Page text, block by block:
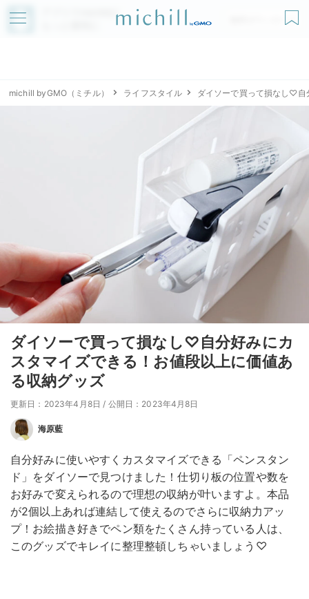
アプリでmichillが
無料ダウンロード
michill byGMO（ミチル） ライフスタイル ダイソーで買って損なし♡自
ダイソーで買って損なし♡自分好みにカ
スタマイズできる！お値段以上に価値あ
る収納グッズ
更新日：2023年4月8日 / 公開日：2023年4月8日
海原藍
自分好みに使いやすくカスタマイズできる「ペンスタン
ド」をダイソーで見つけました！仕切り板の位置や数を
お好みで変えられるので理想の収納が叶いますよ。本品
が2個以上あれば連結して使えるのでさらに収納力アッ
プ！お絵描き好きでペン類をたくさん持っている人は、
このグッズでキレイに整理整頓しちゃいましょう♡